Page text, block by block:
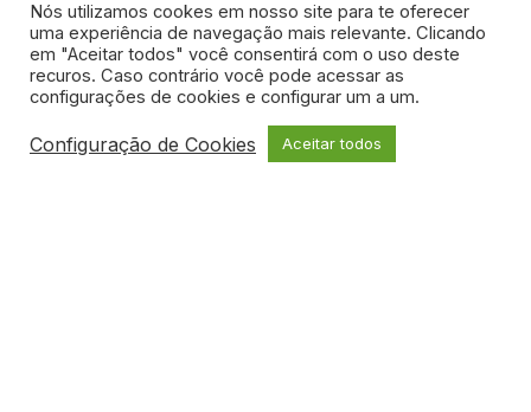
Nós utilizamos cookes em nosso site para te oferecer
uma experiência de navegação mais relevante. Clicando
em "Aceitar todos" você consentirá com o uso deste
recuros. Caso contrário você pode acessar as
configurações de cookies e configurar um a um.
Configuração de Cookies Aceitar todos